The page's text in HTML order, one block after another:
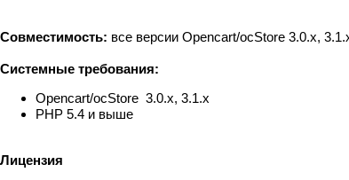
Совместимость: все версии Opencart/ocStore 3.0.x,
Системные требования:
Opencart/ocStore 3.0.x, 3.1.x
PHP 5.4 и выше
Лицензия